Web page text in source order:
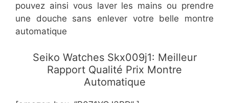
pouvez ainsi vous laver les mains ou prendre
une douche sans enlever votre belle montre
automatique
​Seiko Watches Skx009j1: Meilleur
Rapport Qualité Prix Montre
Automatique